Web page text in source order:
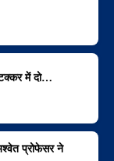
में दो…
प्रोफेसर ने